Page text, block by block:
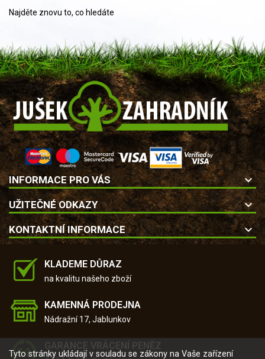
Najděte znovu to, co hledáte
INFORMACE PRO VÁS keyboard_arrow_down
UŽITEČNÉ ODKAZY keyboard_arrow_down
KONTAKTNÍ INFORMACE keyboard_arrow_down
Tyto stránky ukládají v souladu se zákony na Vaše zařízení
KLADEME DŮRAZ
na kvalitu našeho zboží
KAMENNÁ PRODEJNA
Nádražní 17, Jablunkov
GARANCE VRÁCENÍ PENĚZ